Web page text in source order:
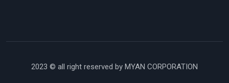
2023 © all right reserved by MYAN CORPORATION